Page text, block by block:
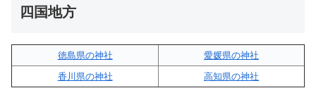
四国地方
徳島県の神社
愛媛県の神社
香川県の神社
高知県の神社